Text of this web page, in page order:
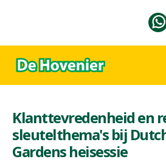
Klanttevredenheid en
sleutelthema's bij
Gardens heisessie